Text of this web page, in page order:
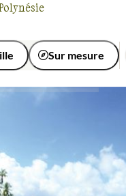
Sur mesure